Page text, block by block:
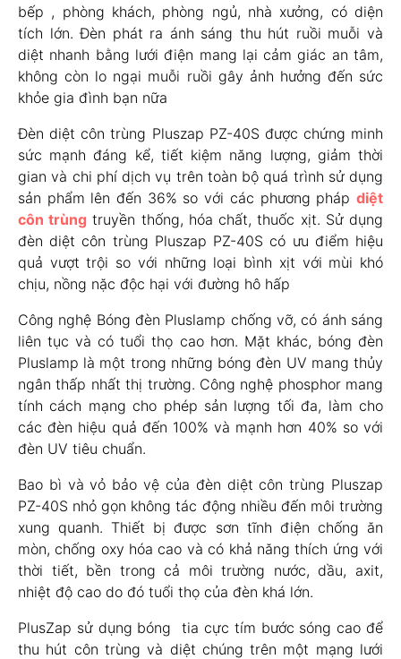
bếp , phòng khách, phòng ngủ, nhà xưởng, có diện
tích lớn. Đèn phát ra ánh sáng thu hút ruồi muỗi và
diệt nhanh bằng lưới điện mang lại cảm giác an tâm,
không còn lo ngại muỗi ruồi gây ảnh hưởng đến sức
khỏe gia đình bạn nữa
Đèn diệt côn trùng Pluszap PZ-40S được chứng minh
sức mạnh đáng kể, tiết kiệm năng lượng, giảm thời
gian và chi phí dịch vụ trên toàn bộ quá trình sử dụng
sản phẩm lên đến 36% so với các phương pháp diệt
côn trùng truyền thống, hóa chất, thuốc xịt. Sử dụng
đèn diệt côn trùng Pluszap PZ-40S có ưu điểm hiệu
quả vượt trội so với những loại bình xịt với mùi khó
chịu, nồng nặc độc hại với đường hô hấp
Công nghệ Bóng đèn Pluslamp chống vỡ, có ánh sáng
liên tục và có tuổi thọ cao hơn. Mặt khác, bóng đèn
Pluslamp là một trong những bóng đèn UV mang thủy
ngân thấp nhất thị trường. Công nghệ phosphor mang
tính cách mạng cho phép sản lượng tối đa, làm cho
các đèn hiệu quả đến 100% và mạnh hơn 40% so với
đèn UV tiêu chuẩn.
Bao bì và vỏ bảo vệ của đèn diệt côn trùng Pluszap
PZ-40S nhỏ gọn không tác động nhiều đến môi trường
xung quanh. Thiết bị được sơn tĩnh điện chống ăn
mòn, chống oxy hóa cao và có khả năng thích ứng với
thời tiết, bền trong cả môi trường nước, dầu, axit,
nhiệt độ cao do đó tuổi thọ của đèn khá lớn.
PlusZap sử dụng bóng tia cực tím bước sóng cao để
thu hút côn trùng và diệt chúng trên một mạng lưới